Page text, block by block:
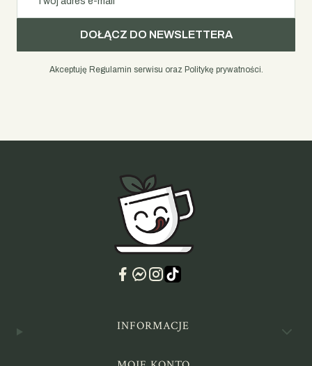
DOŁĄCZ DO NEWSLETTERA
Akceptuję Regulamin serwisu oraz Politykę prywatności.
Linki w stopceINFORMACJE